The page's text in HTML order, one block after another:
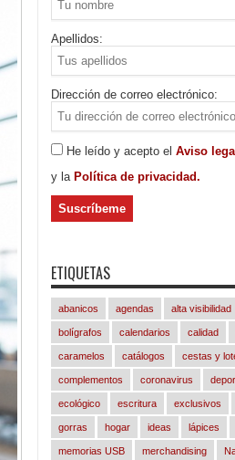
Apellidos:
Dirección de correo electrónico:
He leído y acepto el Aviso legal
y la Política de privacidad.
ETIQUETAS
abanicos agendas alta visibilidad
bolígrafos calendarios calidad
caramelos catálogos cestas y
complementos coronavirus
ecológico escritura exclusivos
gorras hogar ideas lápices
memorias USB merchandising